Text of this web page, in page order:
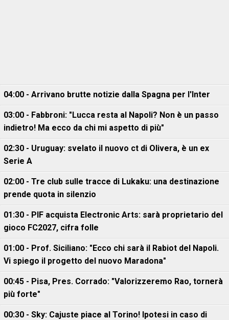
04:00 - Arrivano brutte notizie dalla Spagna per l'Inter
03:00 - Fabbroni: "Lucca resta al Napoli? Non è un passo
indietro! Ma ecco da chi mi aspetto di più"
02:30 - Uruguay: svelato il nuovo ct di Olivera, è un ex
Serie A
02:00 - Tre club sulle tracce di Lukaku: una destinazione
prende quota in silenzio
01:30 - PIF acquista Electronic Arts: sarà proprietario del
gioco FC2027, cifra folle
01:00 - Prof. Siciliano: "Ecco chi sarà il Rabiot del Napoli.
Vi spiego il progetto del nuovo Maradona"
00:45 - Pisa, Pres. Corrado: "Valorizzeremo Rao, tornerà
più forte"
00:30 - Sky: Cajuste piace al Torino! Ipotesi in caso di